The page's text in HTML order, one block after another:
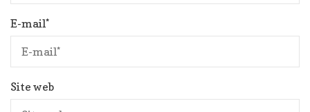
E-mail*
Site web